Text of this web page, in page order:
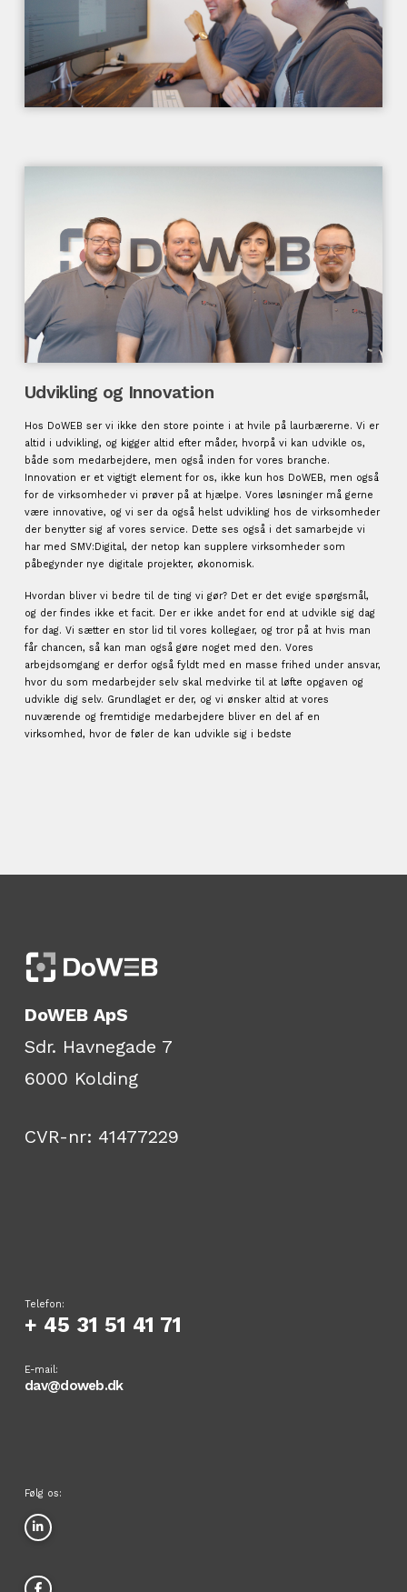
Udvikling og Innovation
Hos DoWEB ser vi ikke den store pointe i at hvile på laurbærerne. Vi er
altid i udvikling, og kigger altid efter måder, hvorpå vi kan udvikle os,
både som medarbejdere, men også inden for vores branche.
Innovation er et vigtigt element for os, ikke kun hos DoWEB, men også
for de virksomheder vi prøver på at hjælpe. Vores løsninger må gerne
være innovative, og vi ser da også helst udvikling hos de virksomheder
der benytter sig af vores service. Dette ses også i det samarbejde vi
har med SMV:Digital, der netop kan supplere virksomheder som
påbegynder nye digitale projekter, økonomisk.
Hvordan bliver vi bedre til de ting vi gør? Det er det evige spørgsmål,
og der findes ikke et facit. Der er ikke andet for end at udvikle sig dag
for dag. Vi sætter en stor lid til vores kollegaer, og tror på at hvis man
får chancen, så kan man også gøre noget med den. Vores
arbejdsomgang er derfor også fyldt med en masse frihed under ansvar,
hvor du som medarbejder selv skal medvirke til at løfte opgaven og
udvikle dig selv. Grundlaget er der, og vi ønsker altid at vores
nuværende og fremtidige medarbejdere bliver en del af en
virksomhed, hvor de føler de kan udvikle sig i bedste
DoWEB ApS
Sdr. Havnegade 7
6000 Kolding
CVR-nr: 41477229
Telefon:
+ 45 31 51 41 71
E-mail:
dav@doweb.dk
Følg os: